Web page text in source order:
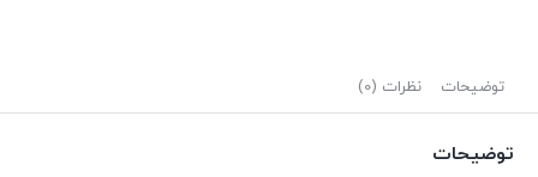
توضیحات نظرات (0)
توضیحات